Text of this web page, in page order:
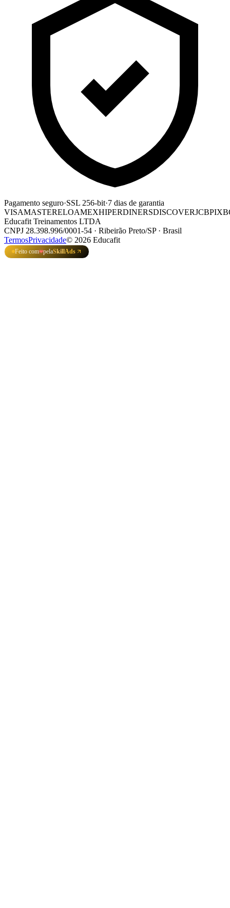
Pagamento seguro·SSL 256-bit·7 dias de garantia
VISAMASTERELOAMEXHIPERDINERSDISCOVERJCBPIX
Educafit Treinamentos LTDA
CNPJ 28.398.996/0001-54 · Ribeirão Preto/SP · Brasil
TermosPrivacidade© 2026 Educafit
Feito com❤pelaSkillAds